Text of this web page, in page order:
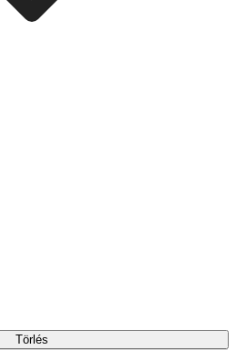
Törlés